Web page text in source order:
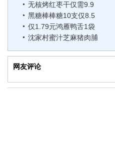
无核烤红枣干仅需9.9
黑糖棒棒糖10支仅8.5
仅1.79元鸿雁鸭舌1袋
沈家村蜜汁芝麻猪肉脯
网友评论